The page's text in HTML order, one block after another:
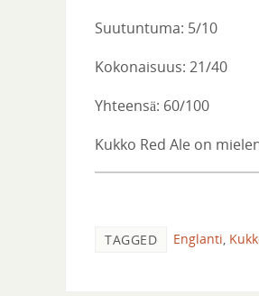
Suutuntuma: 5/10
Kokonaisuus: 21/40
Yhteensä: 60/100
Kukko Red Ale on
TAGGED Englanti